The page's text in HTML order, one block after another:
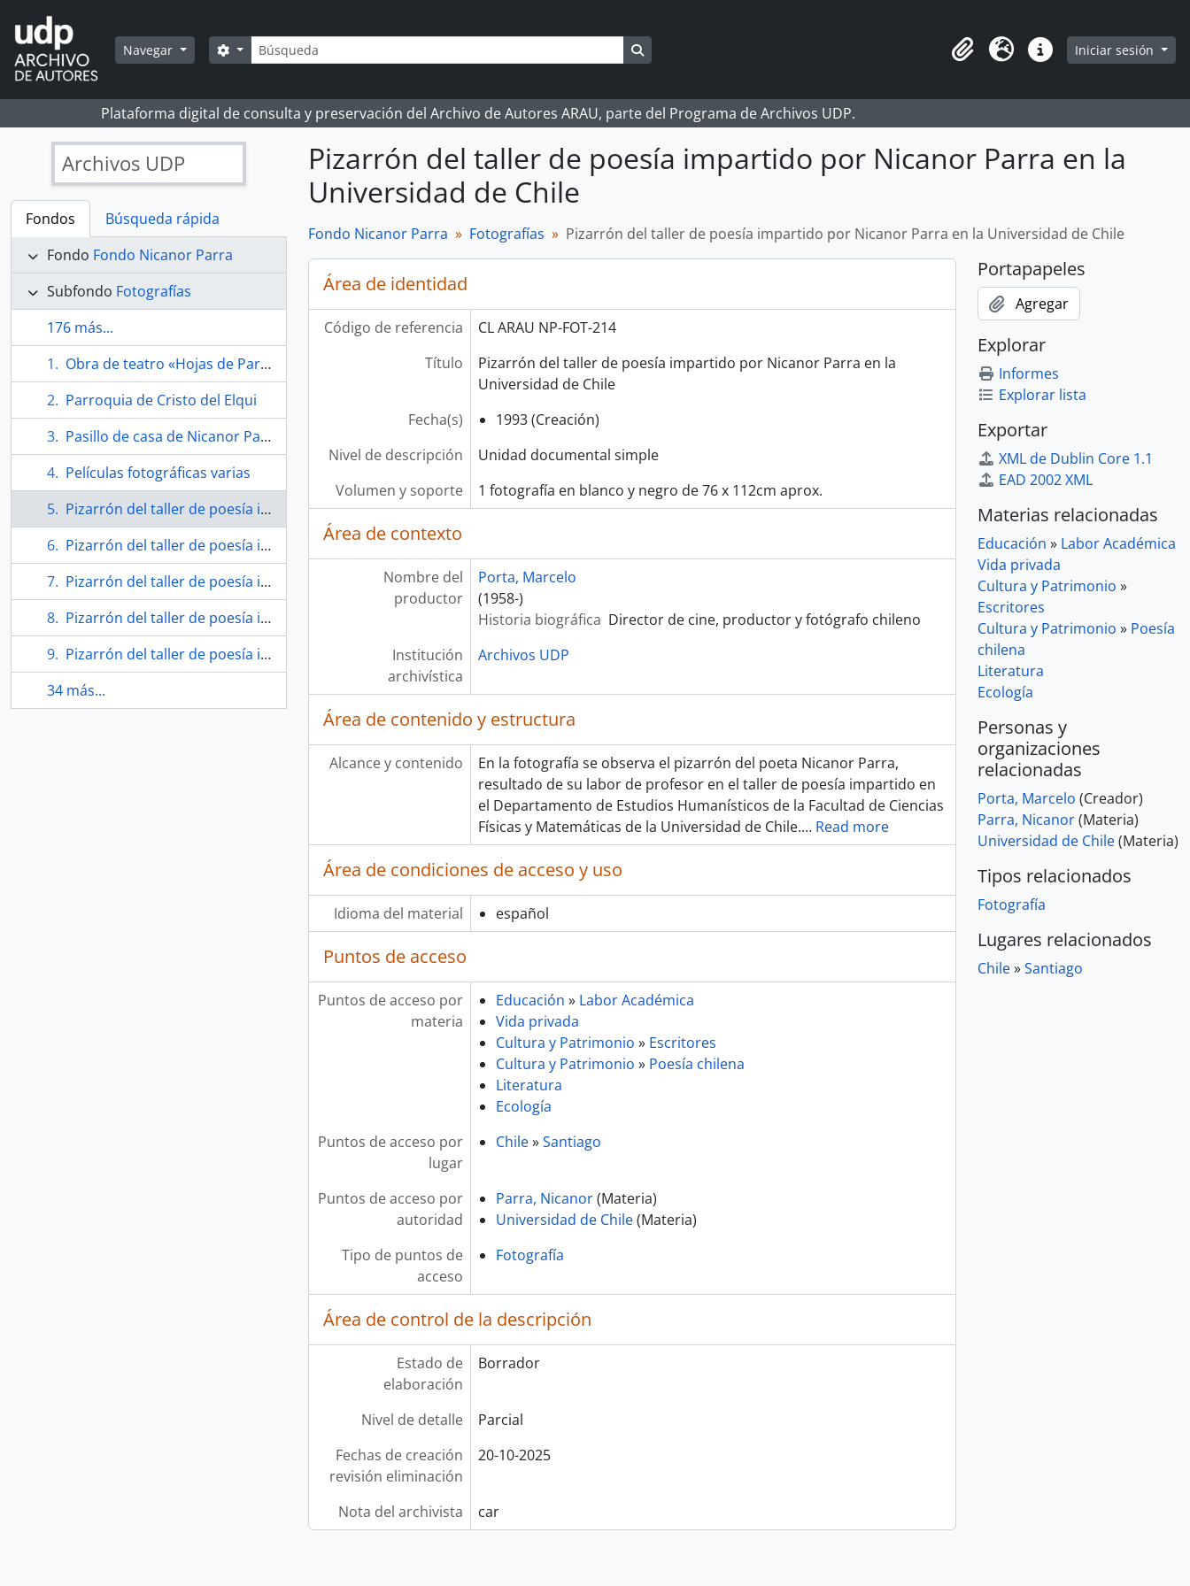
Skip to main content
Navegar Búsqueda
Search options
Portapapeles
Idioma Enlaces rápidos
Iniciar sesión
Plataforma digital de consulta y preservación del Archivo de Autores ARAU, parte del Programa de Archivos UDP.
Archivos UDP
Fondos
Búsqueda rápida
Fondo Fondo Nicanor Parra
Subfondo Fotografías
176 más...
Obra de teatro «Hojas de Parra»
Parroquia de Cristo del Elqui
Pasillo de casa de Nicanor Parra de cala de La Reina
Películas fotográficas varias
Pizarrón del taller de poesía impartido por Nicanor Parra en la Universidad de Chile
Pizarrón del taller de poesía impartido por Nicanor Parra en la Universidad de Chile
Pizarrón del taller de poesía impartido por Nicanor Parra en la Universidad de Chile
Pizarrón del taller de poesía impartido por Nicanor Parra en la Universidad de Chile
Pizarrón del taller de poesía impartido por Nicanor Parra en la Universidad de Chile
34 más...
Pizarrón del taller de poesía impartido por Nicanor Parra en la
Universidad de Chile
Fondo Nicanor Parra Fotografías Pizarrón del taller de poesía impartido por Nicanor Parra en la Universidad de Chile
Área de identidad
Código de referencia
CL ARAU NP-FOT-214
Título
Pizarrón del taller de poesía impartido por Nicanor Parra en la
Universidad de Chile
Fecha(s)
1993 (Creación)
Nivel de descripción
Unidad documental simple
Volumen y soporte
1 fotografía en blanco y negro de 76 x 112cm aprox.
Área de contexto
Nombre del
productor
Porta, Marcelo
(1958-)
Historia biográfica Director de cine, productor y fotógrafo chileno
Institución
archivística
Archivos UDP
Área de contenido y estructura
Alcance y contenido
En la fotografía se observa el pizarrón del poeta Nicanor Parra,
resultado de su labor de profesor en el taller de poesía impartido en
el Departamento de Estudios Humanísticos de la Facultad de Ciencias
Físicas y Matemáticas de la Universidad de Chile.… Read more
Área de condiciones de acceso y uso
Idioma del material español
Puntos de acceso
Puntos de acceso por
materia
Educación » Labor Académica
Vida privada
Cultura y Patrimonio » Escritores
Cultura y Patrimonio » Poesía chilena
Literatura
Ecología
Puntos de acceso por
lugar
Chile»Santiago
Puntos de acceso por
autoridad
Parra, Nicanor(Materia)
Universidad de Chile(Materia)
Tipo de puntos de
acceso
Fotografía
Área de control de la descripción
Estado de
elaboración
Borrador
Nivel de detalle
Parcial
Fechas de creación
revisión eliminación
20-10-2025
Nota del archivista car
Portapapeles
Agregar
Explorar
Informes
Explorar lista
Exportar
XML de Dublin Core 1.1
EAD 2002 XML
Materias relacionadas
Educación » Labor Académica
Vida privada
Cultura y Patrimonio »
Escritores
Cultura y Patrimonio » Poesía
chilena
Literatura
Ecología
Personas y
organizaciones
relacionadas
Porta, Marcelo (Creador)
Parra, Nicanor(Materia)
Universidad de Chile(Materia)
Tipos relacionados
Fotografía
Lugares relacionados
Chile»Santiago